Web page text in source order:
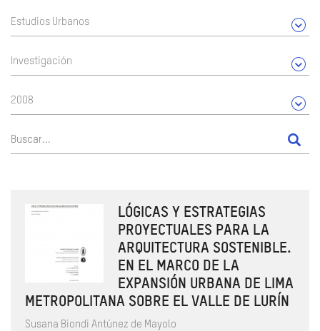
Estudios Urbanos
Investigación
2008
LÓGICAS Y ESTRATEGIAS
PROYECTUALES PARA LA
ARQUITECTURA SOSTENIBLE.
EN EL MARCO DE LA
EXPANSIÓN URBANA DE LIMA
METROPOLITANA SOBRE EL VALLE DE LURÍN
Susana Biondi Antúnez de Mayolo